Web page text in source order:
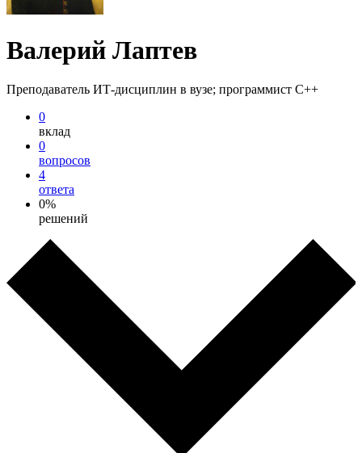
Валерий Лаптев
Преподаватель ИТ-дисциплин в вузе; программист С++
0
вклад
0
вопросов
4
ответа
0%
решений